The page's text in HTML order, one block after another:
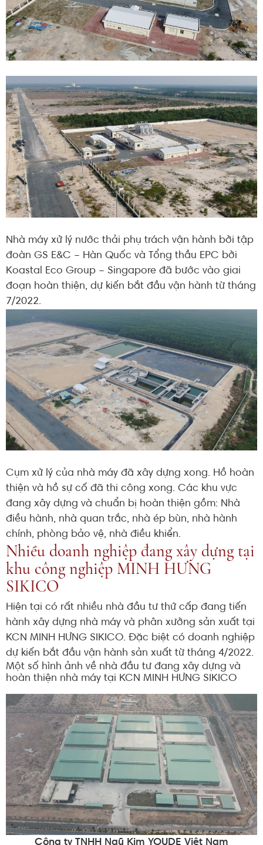
Nhà máy xử lý nước thải phụ trách vận hành bởi tập
đoàn GS E&C – Hàn Quốc và Tổng thầu EPC bởi
Koastal Eco Group – Singapore đã bước vào giai
đoạn hoàn thiện, dự kiến bắt đầu vận hành từ tháng
7/2022.
Cụm xử lý của nhà máy đã xây dựng xong. Hồ hoàn
thiện và hồ sự cố đã thi công xong. Các khu vực
đang xây dựng và chuẩn bị hoàn thiện gồm: Nhà
điều hành, nhà quan trắc, nhà ép bùn, nhà hành
chính, phòng bảo vệ, nhà điều khiển.
Nhiều doanh nghiệp đang xây dựng tại
khu công nghiệp MINH HƯNG
SIKICO
Hiện tại có rất nhiều nhà đầu tư thứ cấp đang tiến
hành xây dựng nhà máy và phân xưởng sản xuất tại
KCN MINH HƯNG SIKICO. Đặc biệt có doanh nghiệp
dự kiến bắt đầu vận hành sản xuất từ tháng 4/2022.
Một số hình ảnh về nhà đầu tư đang xây dựng và
hoàn thiện nhà máy tại KCN MINH HƯNG SIKICO
Công ty TNHH Ngũ Kim YOUDE Việt Nam